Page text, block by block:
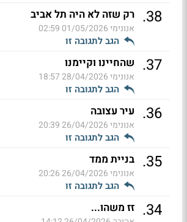
38
. רק שזה לא היה תל אביב
אנונימי01/05/2026 02:59
הגב לתגובה זו
37
. שהחיינו וקיימנו
אנונימי28/04/2026 18:57
הגב לתגובה זו
36
. עיר עצובה
אנונימי26/04/2026 20:39
הגב לתגובה זו
35
. בניית ממד
אנונימי26/04/2026 20:26
הגב לתגובה זו
34
. זז משהו...